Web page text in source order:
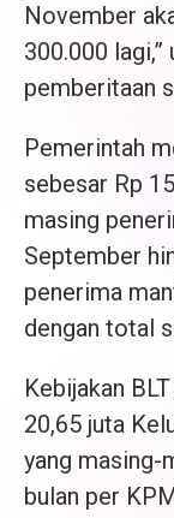
November
300.000
pemberitaan
Pemerintah
sebesar Rp
masing
September
penerima
dengan total
Kebijakan
20,65 juta
yang masing-
bulan per